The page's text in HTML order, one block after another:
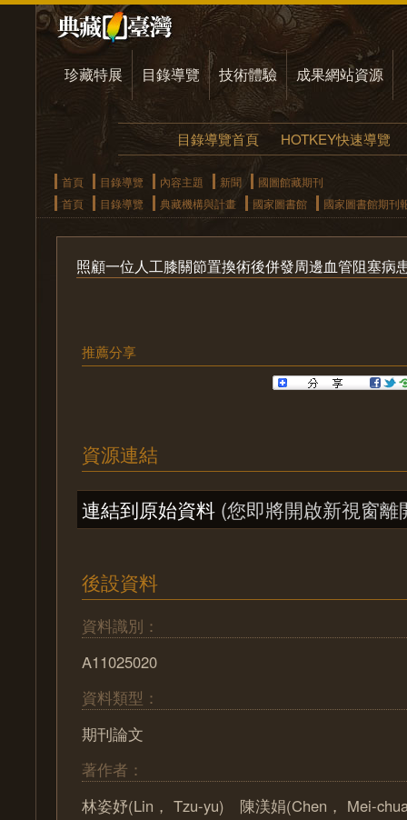
珍藏特展 目錄導覽 技術體驗 成果網站資源
目錄導覽首頁 HOTKEY快速導覽
首頁 目錄導覽 內容主題 新聞
國圖館藏期刊
首頁
目錄導覽 典藏機構與計畫 國家圖書館 國家圖書館期刊
照顧一位人工膝關節置換術後併發周邊血管阻塞病
推薦分享
資源連結
連結到原始資料 (您即將開啟新視窗離
後設資料
資料識別：
A11025020
資料類型：
期刊論文
著作者：
林姿妤(Lin， Tzu-yu) 陳渼娟(Chen， Mei-